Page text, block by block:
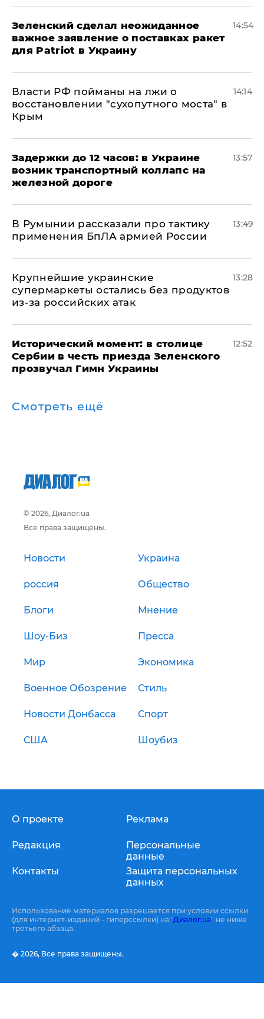
Зеленский сделал неожиданное
важное заявление о поставках ракет
для Patriot в Украину
14:54
Власти РФ пойманы на лжи о
восстановлении "сухопутного моста" в
Крым
14:14
Задержки до 12 часов: в Украине
возник транспортный коллапс на
железной дороге
13:57
В Румынии рассказали про тактику
применения БпЛА армией России
13:49
Крупнейшие украинские
супермаркеты остались без продуктов
из-за российских атак
13:28
Исторический момент: в столице
Сербии в честь приезда Зеленского
прозвучал Гимн Украины
12:52
Смотреть ещё
© 2026, Диалог.ua
Все права защищены.
Новости Украина
россия Общество
Блоги Мнение
Шоу-Биз Пресса
Мир Экономика
Военное Обозрение Стиль
Новости Донбасса Спорт
США Шоубиз
О проекте
Редакция
Контакты
Реклама
Персональные
данные
Защита персональных
данных
Использование материалов разрешается при условии ссылки
(для интернет-изданий - гиперссылки) на "Диалог.ua" не ниже
третьего абзаца.
� 2026, Все права защищены.